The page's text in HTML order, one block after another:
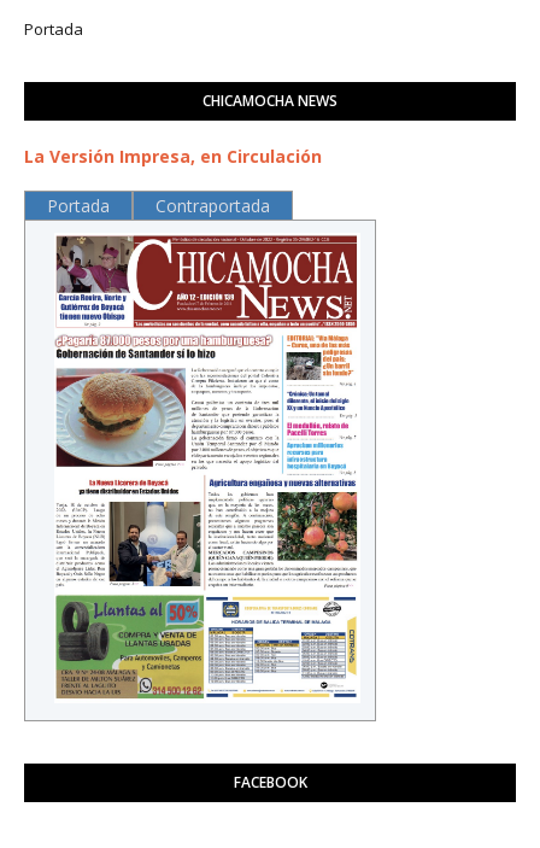
Portada
CHICAMOCHA NEWS
La Versión Impresa, en Circulación
Portada Contraportada
FACEBOOK